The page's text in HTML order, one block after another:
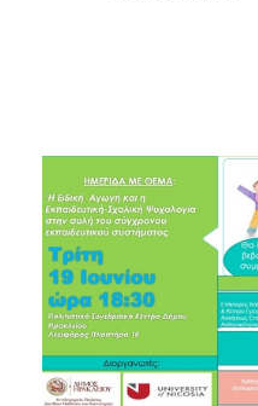
2013
2012
2011
2010
2006